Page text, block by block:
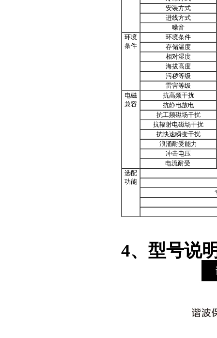
安装方式
进线方式
噪音
环境
条件
环境条件
存储温度
相对湿度
海拔高度
污秽等级
雷害等级
电磁
兼容
抗高频干扰
抗静电放电
抗工频磁场干扰
抗辐射电磁场干扰
抗快速瞬变干扰
浪涌耐受能力
冲击电压
电流耐受
选配
功能
4、型号说